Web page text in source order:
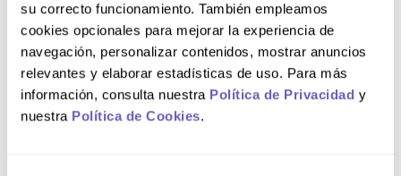
su correcto funcionamiento. También empleamos
cookies opcionales para mejorar la experiencia de
navegación, personalizar contenidos, mostrar anuncios
relevantes y elaborar estadísticas de uso. Para más
información, consulta nuestra Política de Privacidad y
nuestra Política de Cookies.
Libbera 2.5mg/5 mL
Solución Oral
S/ 32.00
Libbera 5 mg
Tabletas
Recubiertas